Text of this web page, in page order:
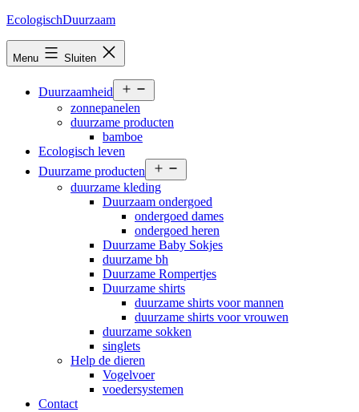
Ga
inhoud
EcologischDuurzaam
Menu Sluiten
Duurzaamheid
menu
zonnepanelen
duurzame producten
bamboe
Ecologisch leven
Duurzame producten
menu
duurzame kleding
Duurzaam ondergoed
ondergoed dames
ondergoed heren
Duurzame Baby Sokjes
duurzame bh
Duurzame Rompertjes
Duurzame shirts
duurzame shirts voor mannen
duurzame shirts voor vrouwen
duurzame sokken
singlets
Help de dieren
Vogelvoer
voedersystemen
Contact